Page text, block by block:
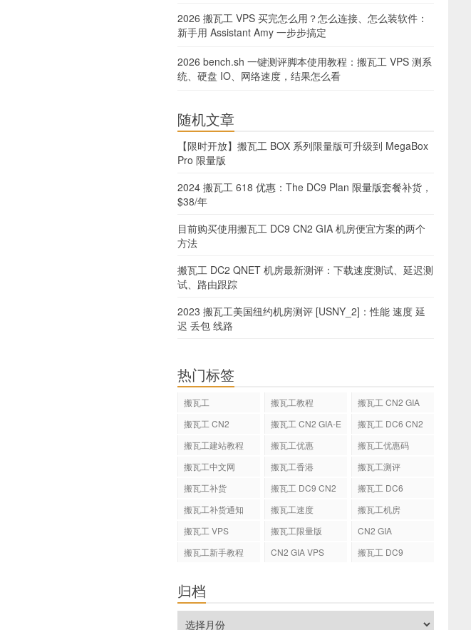
2026 搬瓦工 VPS 买完怎么用？怎么连接、怎么装软件：
新手用 Assistant Amy 一步步搞定
2026 bench.sh 一键测评脚本使用教程：搬瓦工 VPS 测系
统、硬盘 IO、网络速度，结果怎么看
随机文章
【限时开放】搬瓦工 BOX 系列限量版可升级到 MegaBox
Pro 限量版
2024 搬瓦工 618 优惠：The DC9 Plan 限量版套餐补货，
$38/年
目前购买使用搬瓦工 DC9 CN2 GIA 机房便宜方案的两个
方法
搬瓦工 DC2 QNET 机房最新测评：下载速度测试、延迟测
试、路由跟踪
2023 搬瓦工美国纽约机房测评 [USNY_2]：性能 速度 延
迟 丢包 线路
热门标签
搬瓦工 搬瓦工教程
搬瓦工 CN2 GIA
搬瓦工 CN2
搬瓦工 CN2 GIA-E
搬瓦工 DC6 CN2
搬瓦工建站教程 搬瓦工优惠
搬瓦工优惠码
搬瓦工中文网
搬瓦工香港
搬瓦工测评
搬瓦工补货
搬瓦工 DC9 CN2
搬瓦工 DC6
搬瓦工补货通知
搬瓦工速度
搬瓦工机房
搬瓦工 VPS
搬瓦工限量版
CN2 GIA
搬瓦工新手教程
CN2 GIA VPS 搬瓦工 DC9
归档